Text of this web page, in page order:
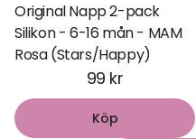
Original Napp 2-pack
Silikon - 6-16 mån - MAM
Rosa (Stars/Happy)
99 kr
Köp